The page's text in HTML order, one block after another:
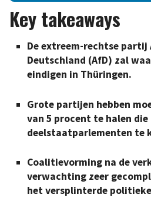
Key takeaways
De extreem-rechtse
Deutschland (AfD) zal
eindigen in Thüringen.
Grote partijen hebben
van 5 procent te halen die
deelstaatparlementen te
Coalitievorming na de
verwachting zeer
het versplinterde